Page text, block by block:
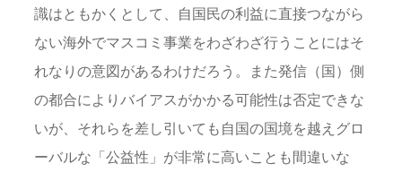
識はともかくとして、自国民の利益に直接つながら
ない海外でマスコミ事業をわざわざ行うことにはそ
れなりの意図があるわけだろう。また発信（国）側
の都合によりバイアスがかかる可能性は否定できな
いが、それらを差し引いても自国の国境を越えグロ
ーバルな「公益性」が非常に高いことも間違いな